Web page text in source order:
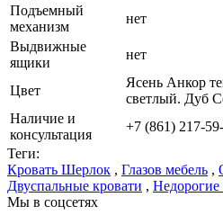
Подъемный
механизм
нет
Выдвижные
ящики
нет
Цвет
Ясень Анкор
светлый. Дуб
Наличие и
консультация
+7 (861) 217-
Теги:
Кровать Шерлок , Глазов мебель ,
Двуспальные кровати , Недорогие
Мы в соцсетях